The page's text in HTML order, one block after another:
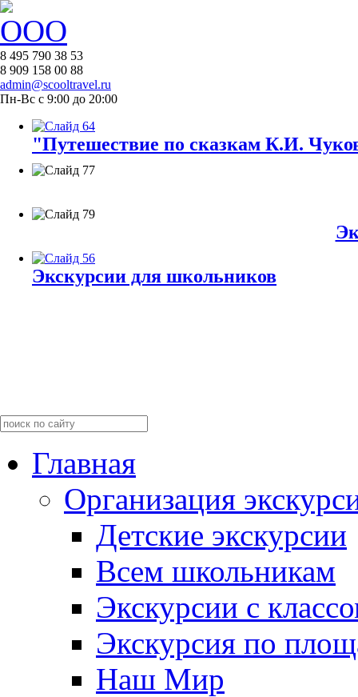
8 495 790 38 53
8 909 158 00 88
admin@scooltravel.ru
Пн-Вс с 9:00 до 20:00
"Путешествие по сказкам К.И.
Экскурсии для школьников
Главная
Организация
Детские экскурсии
Всем школьникам
Экскурсии c
Экскурсия по
Наш Мир